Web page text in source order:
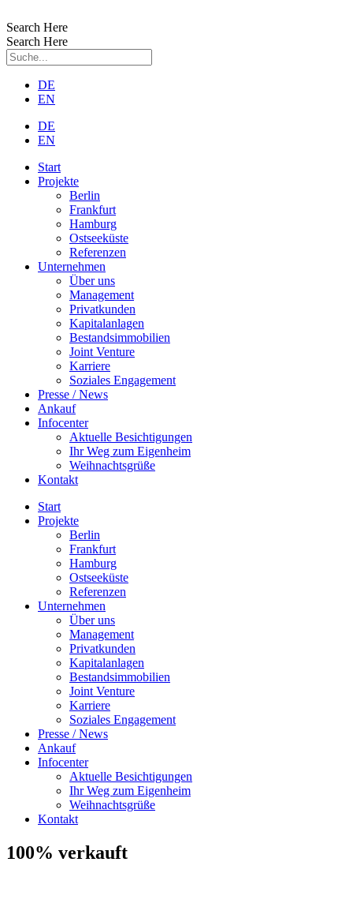
Inhalt
wechseln
Search Here
Search Here
DE
EN
DE
EN
Start
Projekte
Berlin
Frankfurt
Hamburg
Ostseeküste
Referenzen
Unternehmen
Über uns
Management
Privatkunden
Kapitalanlagen
Bestandsimmobilien
Joint Venture
Karriere
Soziales Engagement
Presse / News
Ankauf
Infocenter
Aktuelle Besichtigungen
Ihr Weg zum Eigenheim
Weihnachtsgrüße
Kontakt
Start
Projekte
Berlin
Frankfurt
Hamburg
Ostseeküste
Referenzen
Unternehmen
Über uns
Management
Privatkunden
Kapitalanlagen
Bestandsimmobilien
Joint Venture
Karriere
Soziales Engagement
Presse / News
Ankauf
Infocenter
Aktuelle Besichtigungen
Ihr Weg zum Eigenheim
Weihnachtsgrüße
Kontakt
100% verkauft